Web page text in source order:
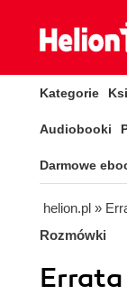
Kategorie
Audiobooki
Darmowe
helion.pl »
Rozmówki